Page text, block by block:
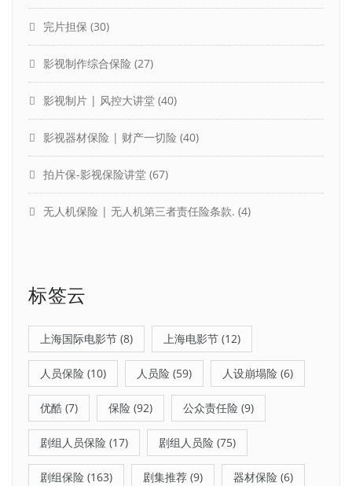
完片担保 (30)
影视制作综合保险 (27)
影视制片 | 风控大讲堂 (40)
影视器材保险 | 财产一切险 (40)
拍片保-影视保险讲堂 (67)
无人机保险 | 无人机第三者责任险条款. (4)
标签云
上海国际电影节 (8) 上海电影节 (12)
人员保险 (10) 人员险 (59) 人设崩塌险 (6)
优酷 (7) 保险 (92) 公众责任险 (9)
剧组人员保险 (17) 剧组人员险 (75)
剧组保险 (163) 剧集推荐 (9) 器材保险 (6)